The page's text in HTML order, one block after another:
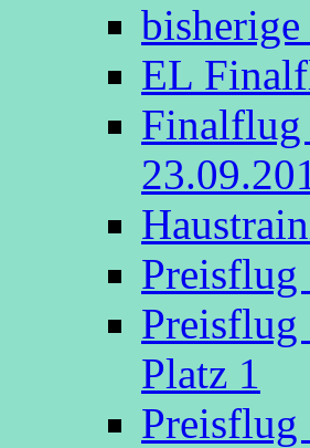
EL
Finalflug
Preisflug
Preisflug
Platz 1
Preisflug